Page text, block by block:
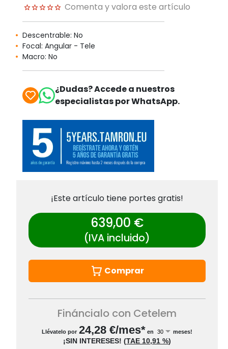
Comenta y valora este artículo
Descentrable: No
Focal: Angular - Tele
Macro: No
¿Dudas? Accede a nuestros
especialistas por WhatsApp.
¡Este artículo tiene portes gratis!
639,00 €
(IVA incluido)
Comprar
Fináncialo con Cetelem
Llévatelo por 24,28 €/mes* en meses!
¡SIN INTERESES! (TAE 10,91 %)